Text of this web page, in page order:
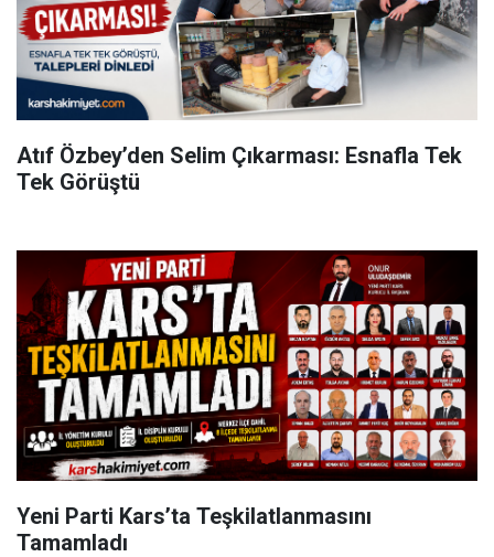
Atıf Özbey’den Selim Çıkarması: Esnafla Tek
Tek Görüştü
Yeni Parti Kars’ta Teşkilatlanmasını
Tamamladı